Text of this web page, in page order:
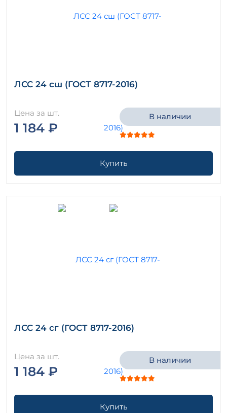
ЛСС 24 сш (ГОСТ 8717-2016)
Цена за шт.
1 184 ₽
В наличии
Купить
ЛСС 24 сг (ГОСТ 8717-2016)
Цена за шт.
1 184 ₽
В наличии
Купить